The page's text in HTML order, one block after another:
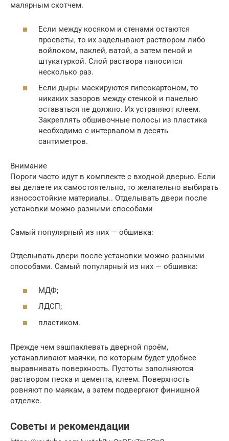
малярным скотчем.
Если между косяком и стенами остаются
просветы, то их заделывают раствором либо
войлоком, паклей, ватой, а затем пеной и
штукатуркой. Слой раствора наносится
несколько раз.
Если дыры маскируются гипсокартоном, то
никаких зазоров между стенкой и панелью
оставаться не должно. Их устраняют клеем.
Закреплять обшивочные полосы из пластика
необходимо с интервалом в десять
сантиметров.
Внимание
Пороги часто идут в комплекте с входной дверью. Если
вы делаете их самостоятельно, то желательно выбирать
износостойкие материалы.. Отделывать двери после
установки можно разными способами
Самый популярный из них — обшивка:
Отделывать двери после установки можно разными
способами. Самый популярный из них — обшивка:
МДФ;
ЛДСП;
пластиком.
Прежде чем зашпаклевать дверной проём,
устанавливают маячки, по которым будет удобнее
выравнивать поверхность. Пустоты заполняются
раствором песка и цемента, клеем. Поверхность
ровняют по маякам, а затем подвергают финишной
отделке.
Советы и рекомендации